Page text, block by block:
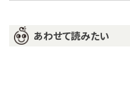
あわせて読みたい